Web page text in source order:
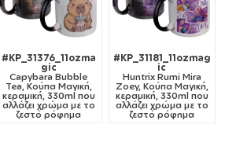
#KP_31376_11ozma
gic
Capybara Bubble
Tea, Κούπα Μαγική,
κεραμική, 330ml που
αλλάζει χρώμα με το
ζεστό ρόφημα
#KP_31181_11ozmag
ic
Huntrix Rumi Mira
Zoey, Κούπα Μαγική,
κεραμική, 330ml που
αλλάζει χρώμα με το
ζεστό ρόφημα